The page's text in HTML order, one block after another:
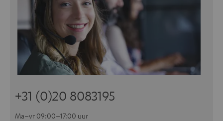
+31 (0)20 8083195
Ma–vr 09:00–17:00 uur